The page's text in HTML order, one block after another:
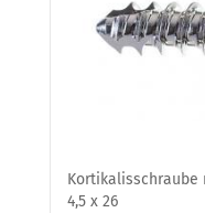
Kortikalisschraube
4,5 x 26